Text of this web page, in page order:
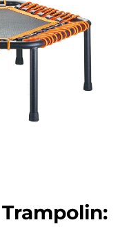
Trampolin: